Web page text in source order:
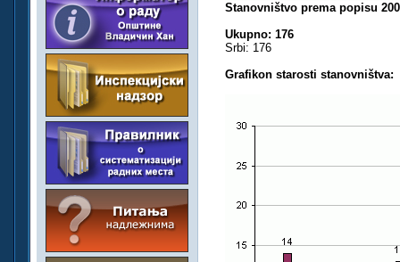
Stanovništvo prema popisu
Ukupno: 176
Srbi: 176
Grafikon starosti stanovništva: